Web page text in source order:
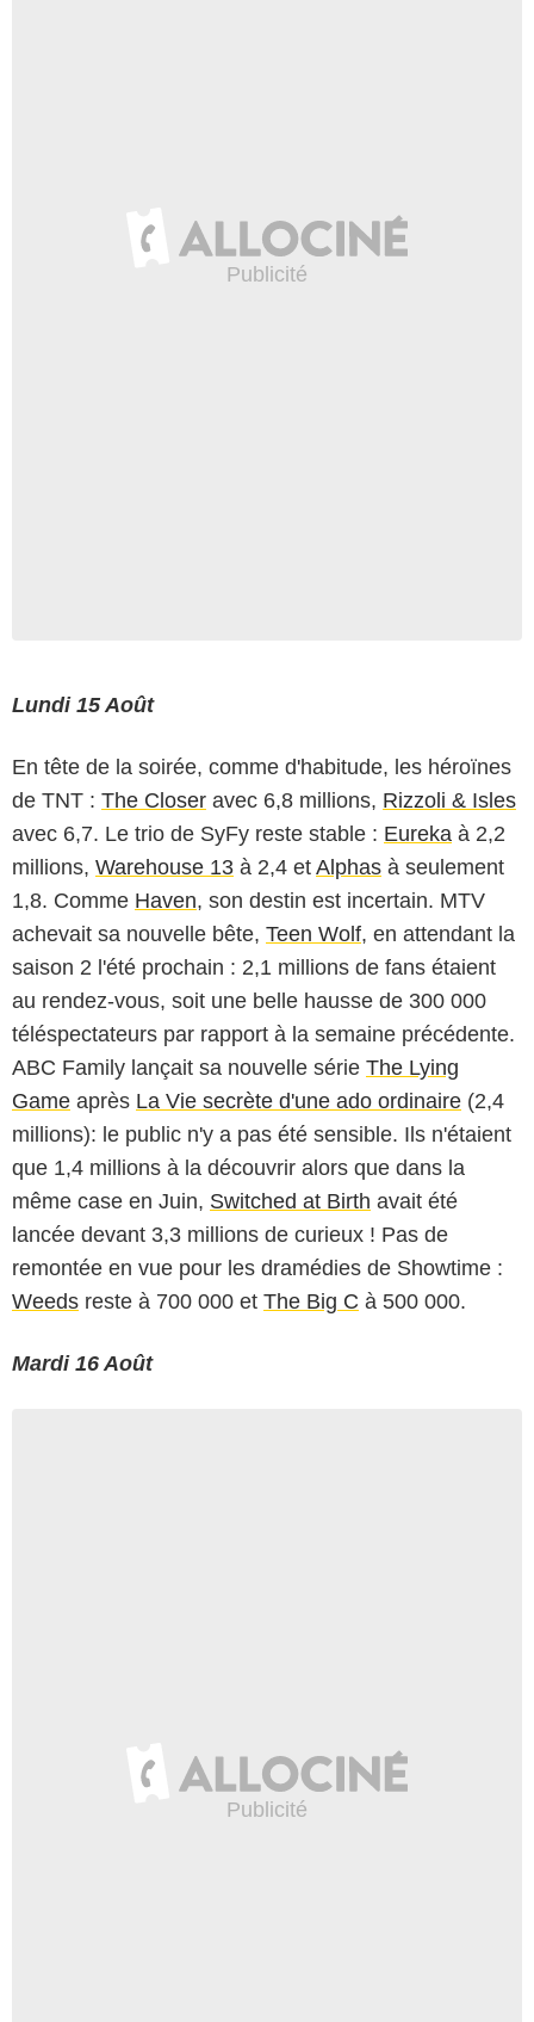
Lundi 15 Août
En tête de la soirée, comme d'habitude, les héroïnes
de TNT : The Closer avec 6,8 millions, Rizzoli & Isles
avec 6,7. Le trio de SyFy reste stable : Eureka à 2,2
millions, Warehouse 13 à 2,4 et Alphas à seulement
1,8. Comme Haven, son destin est incertain. MTV
achevait sa nouvelle bête, Teen Wolf, en attendant la
saison 2 l'été prochain : 2,1 millions de fans étaient
au rendez-vous, soit une belle hausse de 300 000
téléspectateurs par rapport à la semaine précédente.
ABC Family lançait sa nouvelle série The Lying
Game après La Vie secrète d'une ado ordinaire (2,4
millions): le public n'y a pas été sensible. Ils n'étaient
que 1,4 millions à la découvrir alors que dans la
même case en Juin, Switched at Birth avait été
lancée devant 3,3 millions de curieux ! Pas de
remontée en vue pour les dramédies de Showtime :
Weeds reste à 700 000 et The Big C à 500 000.
Mardi 16 Août